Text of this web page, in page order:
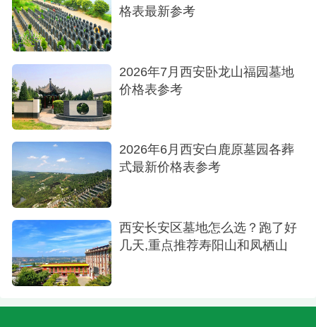
格表最新参考
2026年7月西安卧龙山福园墓地
价格表参考
2026年6月西安白鹿原墓园各葬
式最新价格表参考
西安长安区墓地怎么选？跑了好
几天,重点推荐寿阳山和凤栖山